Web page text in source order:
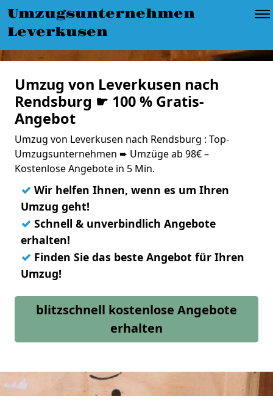
Umzugsunternehmen
Leverkusen
Umzug von Leverkusen nach
Rendsburg ☛ 100 % Gratis-
Angebot
Umzug von Leverkusen nach Rendsburg : Top-
Umzugsunternehmen ➨ Umzüge ab 98€ –
Kostenlose Angebote in 5 Min.
✓ Wir helfen Ihnen, wenn es um Ihren
Umzug geht!
✓ Schnell & unverbindlich Angebote
erhalten!
✓ Finden Sie das beste Angebot für Ihren
Umzug!
blitzschnell kostenlose Angebote
erhalten